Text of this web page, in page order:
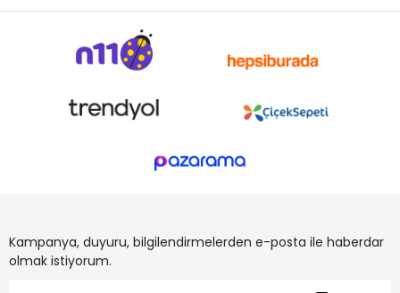
Kampanya, duyuru, bilgilendirmelerden e-posta ile haberdar
olmak istiyorum.